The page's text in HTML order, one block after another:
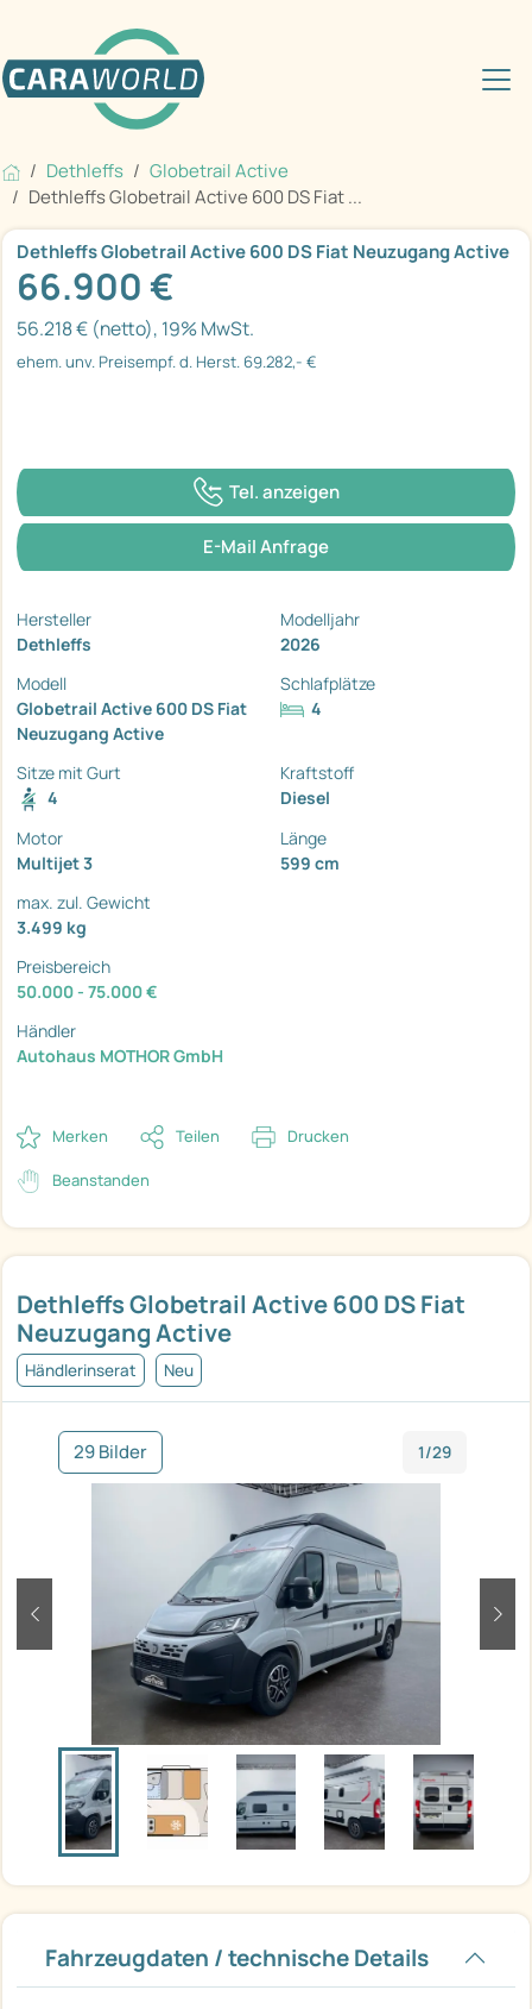
Dethleffs
Globetrail Active
Dethleffs Globetrail Active 600 DS Fiat ...
Dethleffs Globetrail Active 600 DS Fiat
Neuzugang Active
Händlerinserat Neu
29 Bilder 1/29
zurück
Fahrzeugdaten / technische Details
Dethleffs Globetrail Active 600 DS Fiat Neuzugang Active
66.900 €
56.218 € (netto), 19% MwSt.
ehem. unv. Preisempf. d. Herst. 69.282,- €
Tel. anzeigen
E-Mail Anfrage
Hersteller
Dethleffs
Modelljahr
2026
Modell
Globetrail Active 600 DS Fiat
Neuzugang Active
Schlafplätze
4
Sitze mit Gurt
4
Kraftstoff
Diesel
Motor
Multijet 3
Länge
599 cm
max. zul. Gewicht
3.499 kg
Preisbereich
50.000 - 75.000 €
Händler
Autohaus MOTHOR GmbH
Merken Teilen Drucken
Beanstanden